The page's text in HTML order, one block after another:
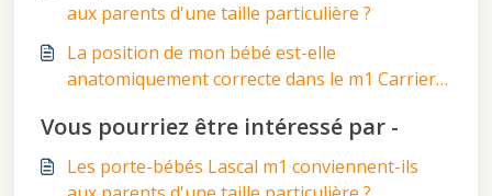
aux parents d'une taille particulière ?
La position de mon bébé est-elle
anatomiquement correcte dans le m1 Carrier™
Vous pourriez être intéressé par -
Les porte-bébés Lascal m1 conviennent-ils